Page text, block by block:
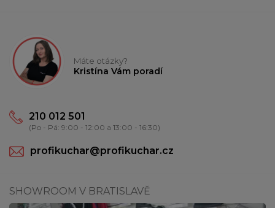
Máte otázky?
Kristína Vám poradí
210 012 501
(Po - Pá: 9:00 - 12:00 a 13:00 - 16:30)
profikuchar@profikuchar.cz
SHOWROOM V BRATISLAVĚ